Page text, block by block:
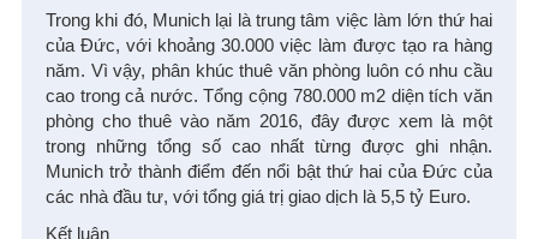
Trong khi đó, Munich lại là trung tâm việc làm lớn thứ hai
của Đức, với khoảng 30.000 việc làm được tạo ra hàng
năm. Vì vậy, phân khúc thuê văn phòng luôn có nhu cầu
cao trong cả nước. Tổng cộng 780.000 m2 diện tích văn
phòng cho thuê vào năm 2016, đây được xem là một
trong những tổng số cao nhất từng được ghi nhận.
Munich trở thành điểm đến nổi bật thứ hai của Đức của
các nhà đầu tư, với tổng giá trị giao dịch là 5,5 tỷ Euro.
Kết luận